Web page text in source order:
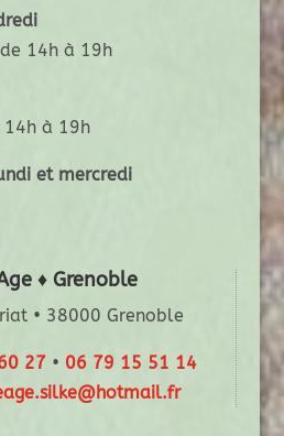
14h à 19h
à 19h
et mercredi
♦ Grenoble
• 38000 Grenoble
27• 06 79 15 51 14